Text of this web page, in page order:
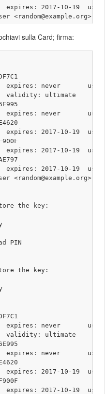
expires: 2017-10-19
sulla Card; firma:
expires: never
validity: ultimate
expires: never
expires: 2017-10-19
expires: 2017-10-19
expires: 2017-10-19
<random@example.org>
the key:
PIN
the key:
expires: never
validity: ultimate
expires: never
expires: 2017-10-19
expires: 2017-10-19